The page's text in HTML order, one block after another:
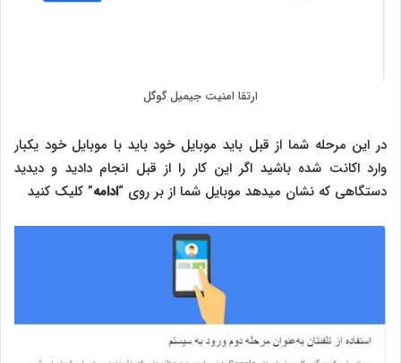
ارتقا امنیت جیمیل گوگل
در این مرحله شما از قبل باید موبایل خود باید با موبایل خود یکبار
وارد اکانت شده باشید اگر این کار را از قبل انجام دادید و دیدید
دستگاهی که نشان میدهد موبایل شما از بر روی “ادامه” کلیک کنید